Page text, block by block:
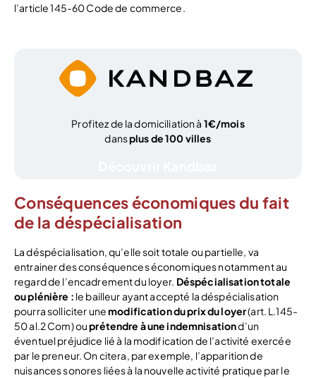
l’article 145-60 Code de commerce.
Profitez de la domiciliation à 1€/mois
dansplus de 100 villes
Conséquences économiques du fait
de la déspécialisation
La déspécialisation, qu’elle soit totale ou partielle, va
entrainer des conséquences économiques notamment au
regard de l’encadrement du loyer. Déspécialisation totale
ou plénière : le bailleur ayant accepté la déspécialisation
pourra solliciter unemodification du prix du loyer(art. L.145-
50 al.2 Com) ouprétendre à une indemnisationd’un
éventuel préjudice lié à la modification de l’activité exercée
par le preneur. On citera, par exemple, l’apparition de
nuisances sonores liées à la nouvelle activité pratique par le